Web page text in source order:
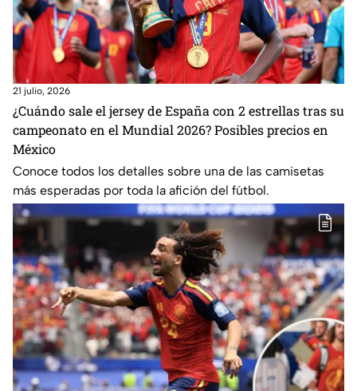
21 julio, 2026
¿Cuándo sale el jersey de España con 2 estrellas tras su
campeonato en el Mundial 2026? Posibles precios en
México
Conoce todos los detalles sobre una de las camisetas
más esperadas por toda la afición del fútbol.